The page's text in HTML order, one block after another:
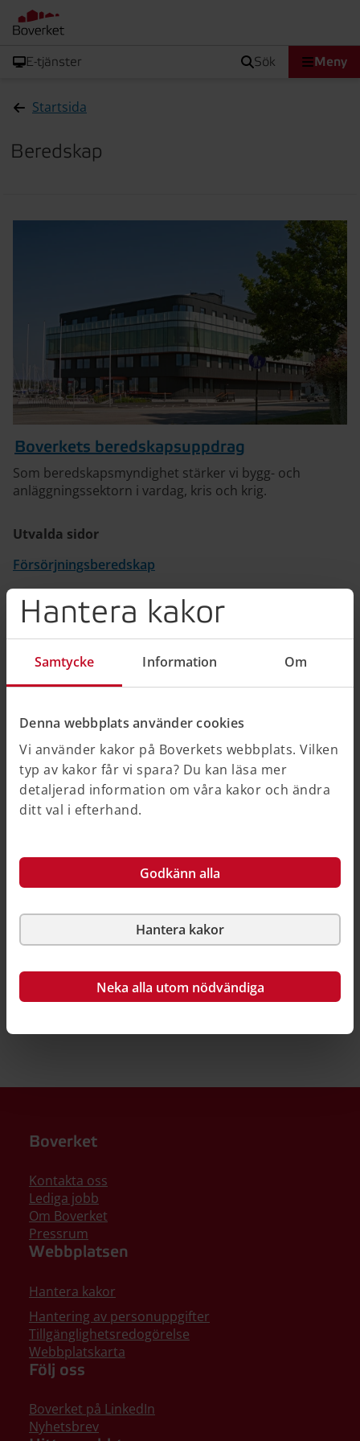
Hantera kakor
Samtycke Information Om
Denna webbplats använder cookies
Vi använder kakor på Boverkets webbplats. Vilken
typ av kakor får vi spara? Du kan läsa mer
detaljerad information om våra kakor och ändra
ditt val i efterhand.
Godkänn alla
Hantera kakor
Neka alla utom nödvändiga
E-tjänster sök Meny
Startsida
Beredskap
Boverkets beredskapsuppdrag
Som beredskapsmyndighet stärker vi bygg- och
anläggningssektorn i vardag, kris och krig.
Utvalda sidor
Försörjningsberedskap
Författningsberedskap
Beredskap för dig i bygg- och
Som aktör i sektorn har ni en viktig roll i Sveriges
totalförsvar.
Boverket
Kontakta oss
Lediga jobb
Om Boverket
Pressrum
Webbplatsen
Hantera kakor
Hantering av personuppgifter
Tillgänglighetsredogörelse
Webbplatskarta
Följ oss
Boverket på LinkedIn
Nyhetsbrev